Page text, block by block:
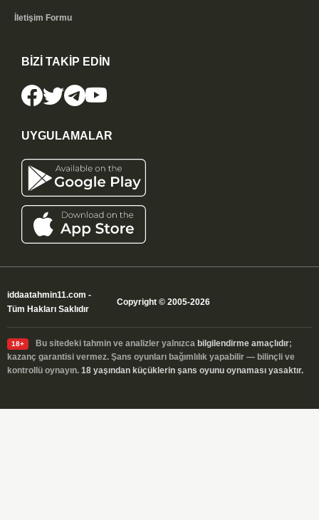
İletişim Formu
BİZİ TAKİP EDİN
UYGULAMALAR
iddaatahmin11.com -
Tüm Hakları Saklıdır
Copyright © 2005-2026
18+ Bu sitedeki tahmin ve analizler yalnızca bilgilendirme amaçlıdır;
kazanç garantisi vermez. Şans oyunları bağımlılık yapabilir — bilinçli ve
kontrollü oynayın. 18 yaşından küçüklerin şans oyunu oynaması yasaktır.